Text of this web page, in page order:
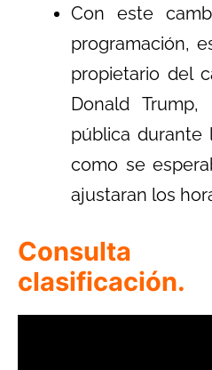
Con este
programación,
propietario del
Donald
pública durante
como se
ajustaran los
clasificación.